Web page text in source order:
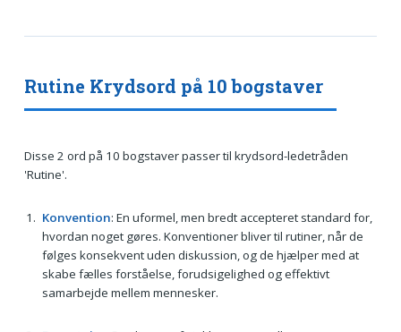
Rutine Krydsord på 10 bogstaver
Disse 2 ord på 10 bogstaver passer til krydsord-ledetråden
'Rutine'.
Konvention: En uformel, men bredt accepteret standard for,
hvordan noget gøres. Konventioner bliver til rutiner, når de
følges konsekvent uden diskussion, og de hjælper med at
skabe fælles forståelse, forudsigelighed og effektivt
samarbejde mellem mennesker.